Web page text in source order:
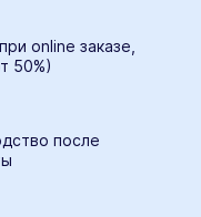
online заказе,
50%)
после